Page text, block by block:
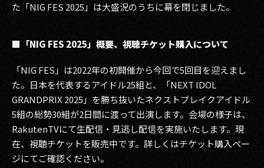
た「NIG FES 2025」は大盛況のうちに幕を閉じました。
■「NIG FES 2025」概要、視聴チケット購入について
「NIG FES」は2022年の初開催から今回で5回目を迎えまし
た。日本を代表するアイドル25組と、「NEXT IDOL
GRANDPRIX 2025」を勝ち抜いたネクストブレイクアイドル
5組の総勢30組が2日間に渡って出演します。会場の様子は、
RakutenTVにて生配信・見逃し配信を実施いたします。現
在、視聴チケットを販売中です。詳しくはチケット購入ペー
ジにてご確認ください。